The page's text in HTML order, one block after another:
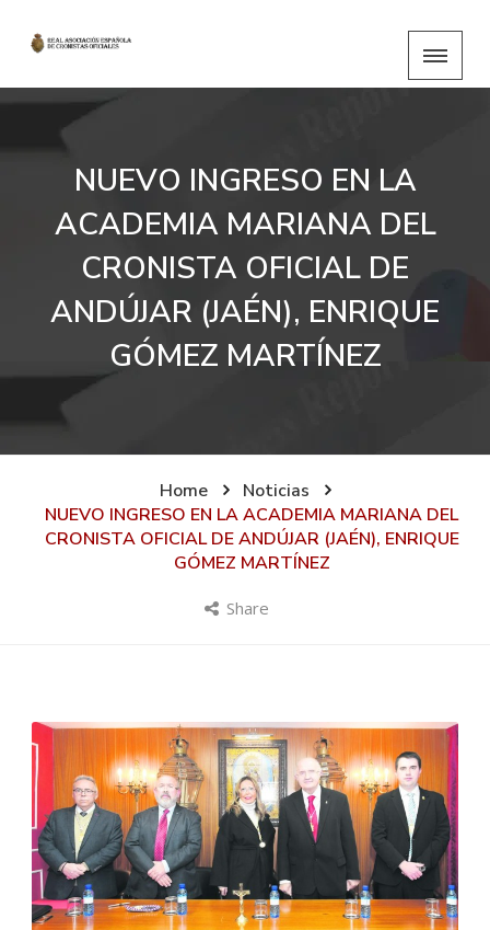
NUEVO INGRESO EN LA
ACADEMIA MARIANA DEL
CRONISTA OFICIAL DE
ANDÚJAR (JAÉN), ENRIQUE
GÓMEZ MARTÍNEZ
Home
Noticias
NUEVO INGRESO EN LA ACADEMIA MARIANA DEL
CRONISTA OFICIAL DE ANDÚJAR (JAÉN), ENRIQUE
GÓMEZ MARTÍNEZ
Share